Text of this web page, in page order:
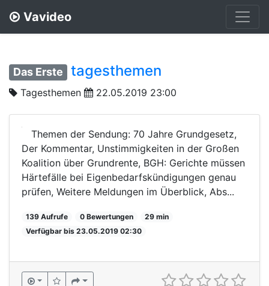
Vavideo
Das Erste tagesthemen
Tagesthemen 22.05.2019 23:00
Themen der Sendung: 70 Jahre Grundgesetz,
Der Kommentar, Unstimmigkeiten in der Großen
Koalition über Grundrente, BGH: Gerichte müssen
Härtefälle bei Eigenbedarfskündigungen genau
prüfen, Weitere Meldungen im Überblick, Abs...
139 Aufrufe 0 Bewertungen
29 min
Verfügbar bis 23.05.2019 02:30